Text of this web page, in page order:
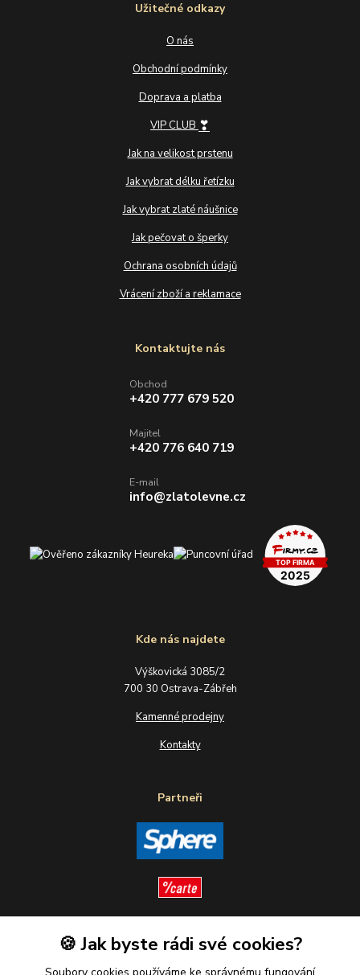
Užitečné odkazy
O nás
Obchodní podmínky
Doprava a platba
VIP CLUB ❣
Jak na velikost prstenu
Jak vybrat délku řetízku
Jak vybrat zlaté náušnice
Jak pečovat o šperky
Ochrana osobních údajů
Vrácení zboží a reklamace
Kde nás najdete
Výškovická 3085/2
700 30 Ostrava-Zábřeh
Kamenné prodejny
Kontakty
Partneři
Sledujte nás
Kontaktujte nás
Obchod
+420 777 679 520
Majitel
+420 776 640 719
E-mail
info@zlatolevne.cz
🍪 Jak byste rádi své cookies?